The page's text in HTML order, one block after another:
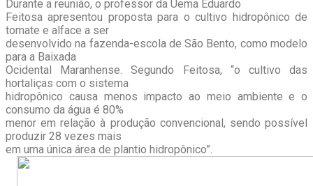
Durante a reunião, o professor da Uema Eduardo
Feitosa apresentou proposta para o cultivo hidropônico de
tomate e alface a ser
desenvolvido na fazenda-escola de São Bento, como modelo
para a Baixada
Ocidental Maranhense. Segundo Feitosa, “o cultivo das
hortaliças com o sistema
hidropônico causa menos impacto ao meio ambiente e o
consumo da água é 80%
menor em relação à produção convencional, sendo possível
produzir 28 vezes mais
em uma única área de plantio hidropônico”.